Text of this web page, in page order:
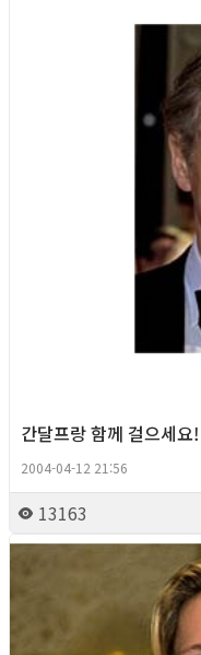
간달프랑 함께 걸으세요!
2004-04-12 21:56
13163